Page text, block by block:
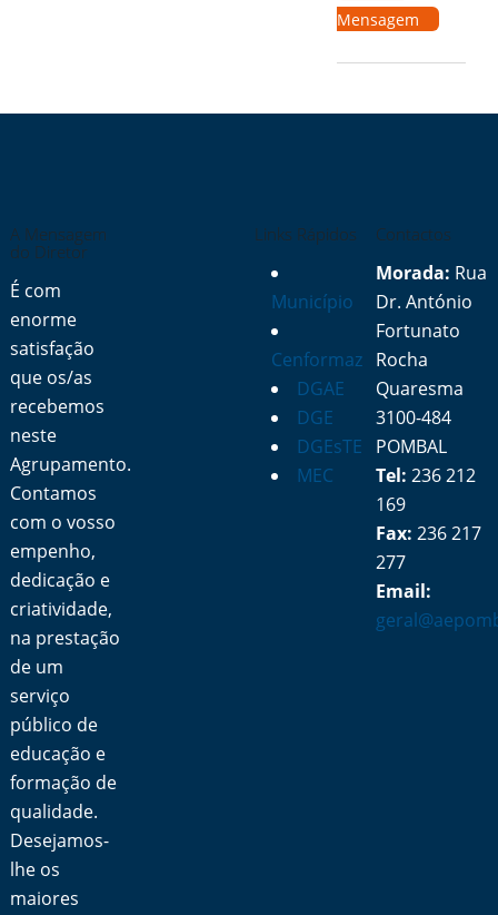
Mensagem
A Mensagem
do Diretor
É com
enorme
satisfação
que os/as
recebemos
neste
Agrupamento.
Contamos
com o vosso
empenho,
dedicação e
criatividade,
na prestação
de um
serviço
público de
educação e
formação de
qualidade.
Desejamos-
lhe os
maiores
Links Rápidos
Município
Cenformaz
DGAE
DGE
DGEsTE
MEC
Contactos
Morada: Rua
Dr. António
Fortunato
Rocha
Quaresma
3100-484
POMBAL
Tel: 236 212
169
Fax: 236 217
277
Email: